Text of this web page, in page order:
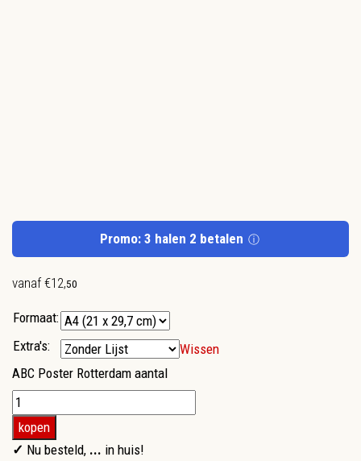
Promo: 3 halen 2 betalen ⓘ
vanaf€12,50
Formaat:
Extra's:
Wissen
ABC Poster Rotterdam aantal
kopen
✓ Nu besteld, ... in huis!